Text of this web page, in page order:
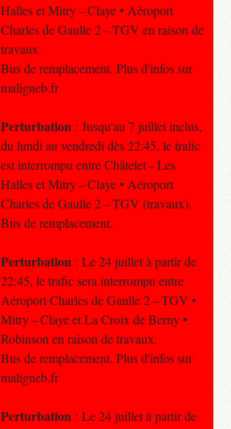
Halles et Mitry – Claye • Aéroport
Charles de Gaulle 2 – TGV en raison de
travaux.
Bus de remplacement. Plus d'infos sur
maligneb.fr
Perturbation : Jusqu'au 7 juillet inclus,
du lundi au vendredi dès 22:45, le trafic
est interrompu entre Châtelet – Les
Halles et Mitry – Claye • Aéroport
Charles de Gaulle 2 – TGV (travaux).
Bus de remplacement.
Perturbation : Le 24 juillet à partir de
22:45, le trafic sera interrompu entre
Aéroport Charles de Gaulle 2 – TGV •
Mitry – Claye et La Croix de Berny •
Robinson en raison de travaux.
Bus de remplacement. Plus d'infos sur
maligneb.fr
Perturbation : Le 24 juillet à partir de